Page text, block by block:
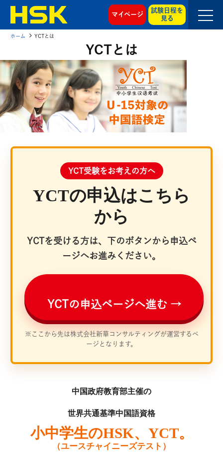
マイページ
試験日程を
見る
ホーム YCTとは
YCTとは
YCT受験をお考えの方へ
YCTの申込はこちら
から
YCTを受ける方は、下のボタンから申込ペ
ージへお進みください。
YCTの申込ページへ進む →
※ここから先は株式会社新華コンサルティングが運営するペ
ージとなります。
中国政府教育部主催の
世界共通基準中国語資格
小中学生のHSK、YCT。
（ユースチャイニーズテスト）